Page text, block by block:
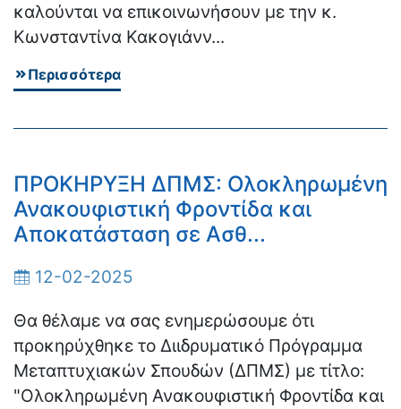
καλούνται να επικοινωνήσουν με την κ.
Κωνσταντίνα Κακογιάνν...
Περισσότερα
ΠΡΟΚΗΡΥΞΗ ΔΠΜΣ: Ολοκληρωμένη
Ανακουφιστική Φροντίδα και
Αποκατάσταση σε Ασθ...
12-02-2025
Θα θέλαμε να σας ενημερώσουμε ότι
προκηρύχθηκε το Διιδρυματικό Πρόγραμμα
Μεταπτυχιακών Σπουδών (ΔΠΜΣ) με τίτλο:
"Ολοκληρωμένη Ανακουφιστική Φροντίδα και